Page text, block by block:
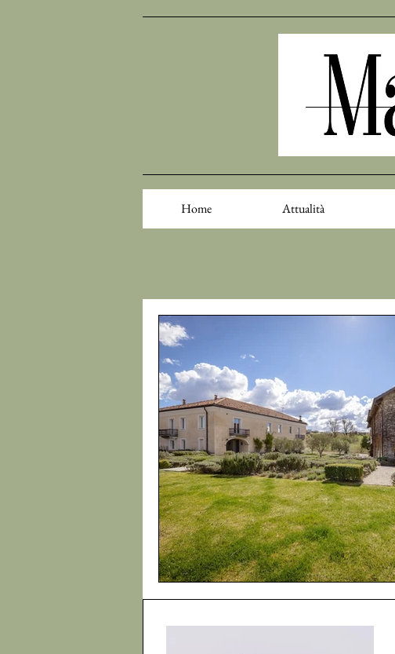
Home Attualità